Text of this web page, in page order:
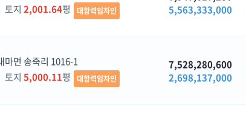
토지 2,001.64평 대항력임차인
5,563,333,000
마면 송죽리 1016-1
토지 5,000.11평 대항력임차인
7,528,280,600
2,698,137,000